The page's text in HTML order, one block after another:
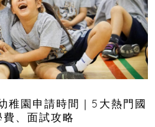
園申請時間｜5大熱門國
、面試攻略